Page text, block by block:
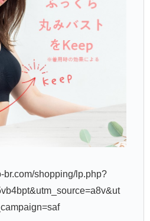
br.com/shopping/lp.php?